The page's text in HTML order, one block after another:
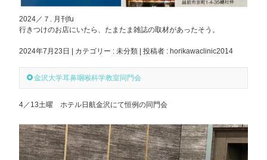
2024／７. 月刊fu
行きつけのお店にいたら、たまたま雑誌の取材があったそう。
2024年7月23日 | カテゴリー : 未分類 | 投稿者 : horikawaclinic2014
金沢大学耳鼻咽喉科学教室同門会
4／13土曜 ホテル日航金沢にて恒例の同門会